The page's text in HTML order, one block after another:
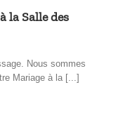
la Salle des
Nous sommes
Mariage à la [...]